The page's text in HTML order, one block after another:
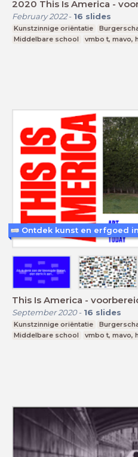
2020 This Is America -
February 2022- 16 slides
Kunstzinnige oriëntatie
Middelbare school
vmbo t, mavo,
This Is America -
September 2020- 16 slides
Kunstzinnige oriëntatie
Middelbare school
vmbo t, mavo,
Ontdek kunst en erfgoed